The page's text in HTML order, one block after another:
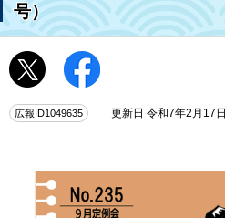
号）
広報ID1049635 更新日 令和7年2月17日